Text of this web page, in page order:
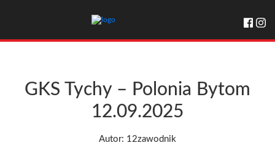
GKS Tychy – Polonia Bytom
12.09.2025
Autor: 12zawodnik